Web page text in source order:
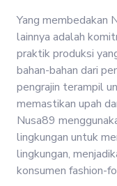
Yang membedakan
lainnya adalah
praktik produksi
bahan-bahan dari
pengrajin terampil
memastikan upah
Nusa89
lingkungan untuk
lingkungan,
konsumen fashion-